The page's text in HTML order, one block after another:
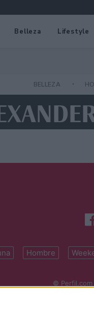
Belleza Lifestyle
BELLEZA
Hombre
© Perfil.com